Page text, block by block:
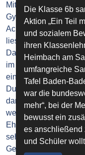
Die Klasse 6b
Aktion „Ein Teil
und sozialem
ihren
Heimbach am
umfangreiche
Tafel Baden-
war die
mehr“, bei der
bewusst ein
es anschließend
und Schüler
Mitwirkenden. Dazu
Gymnasiums
Achtklässler bei der
liest ein Buch“ aktiv
Darstellungen aus
im Deutschunterricht
einem Schauspieler
Durlachers Werk. Wir
damals auch im
wertschätzende
Ehrenamtliches
sehr wichtiger
Gemeinschaft.